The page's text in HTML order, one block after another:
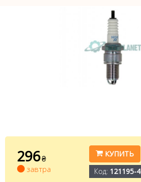
296 ₴
завтра
КУПИТЬ
Код: 121195-4